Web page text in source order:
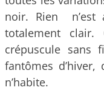
noir. Rien n’est
totalement
crépuscule sans
fantômes
n’habite.